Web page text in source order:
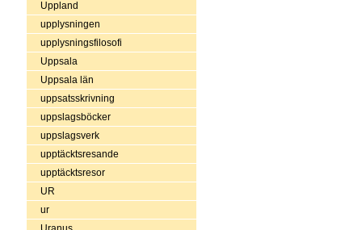
Uppland
upplysningen
upplysningsfilosofi
Uppsala
Uppsala län
uppsatsskrivning
uppslagsböcker
uppslagsverk
upptäcktsresande
upptäcktsresor
UR
ur